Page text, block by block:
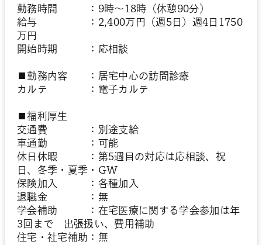
勤務時間 ：9時～18時（休憩90分）
給与 ：2,400万円（週5日）週4日1750
万円
開始時期 ：応相談
■勤務内容 ：居宅中心の訪問診療
カルテ ：電子カルテ
■福利厚生
交通費 ：別途支給
車通勤 ：可能
休日休暇 ：第5週目の対応は応相談、祝
日、冬季・夏季・GW
保険加入 ：各種加入
退職金 ：無
学会補助 ：在宅医療に関する学会参加は年
3回まで 出張扱い、費用補助
住宅・社宅補助：無